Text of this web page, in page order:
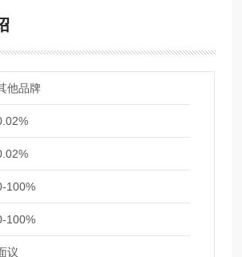
他品牌
100%
100%
议